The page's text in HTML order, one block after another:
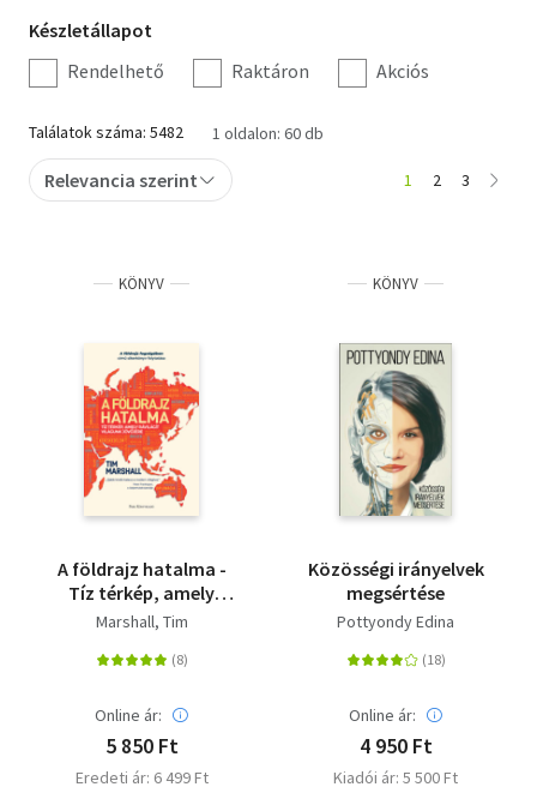
Irodalom
Kotta
Minikönyv
Művészet
Tankönyv, segédkönyv
Társadalomtudomány
Természettudomány
Történelem
Vallás
Készletállapot
szűrés
Készletállapot
Rendelhető
Raktáron Akciós
Találatok száma: 5482 1 oldalon: 60 db
Relevancia szerint 1 2 3
KÖNYV
A földrajz hatalma -
Tíz térkép, amely
rávilágít világunk
Marshall, Tim
Online ár:
5 850 Ft
Eredeti ár: 6 499 Ft
KÖNYV
Közösségi irányelvek
megsértése
Pottyondy Edina
Online ár:
4 950 Ft
Kiadói ár: 5 500 Ft